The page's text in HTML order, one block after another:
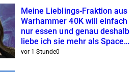
Meine Lieblings-Fraktion aus
Warhammer 40K will einfach
nur essen und genau deshalb
liebe ich sie mehr als Space
Marines und Co.
vor 1 Stunde0